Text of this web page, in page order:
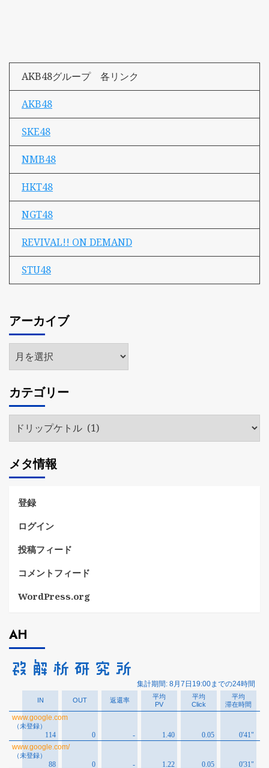
AKB48グループ 各リンク
AKB48
SKE48
NMB48
HKT48
NGT48
REVIVAL!! ON DEMAND
STU48
アーカイブ
ア
ー
イ
ブ
カテゴリー
リ
ー
メタ情報
登録
ログイン
投稿フィード
コメントフィード
WordPress.org
AH